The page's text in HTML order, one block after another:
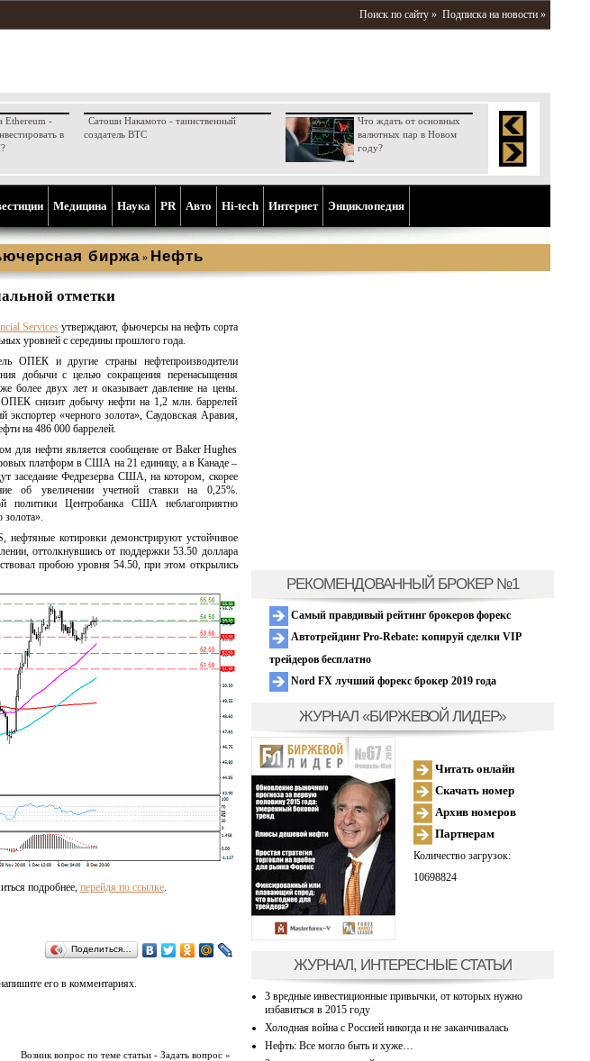
Поиск по сайту » Подписка на новости »
Ethereum -
в
Сатоши Накамото - таинственный
создатель BTC
Что ждать от основных
валютных пар в Новом
году?
Медицина Наука PR Aвто Hi-tech Интернет Энциклопедия
биржа » Нефть
отметки
Servicesутверждают, фьючерсы на нефть сорта
уровней с середины прошлого года.
ОПЕК и другие страны нефтепроизводители
добычи с целью сокращения перенасыщения
более двух лет и оказывает давление на цены.
ОПЕК снизит добычу нефти на 1,2 млн. баррелей
экспортер «черного золота», Саудовская Аравия,
на 486 000 баррелей.
для нефти является сообщение от Baker Hughes
платформ в США на 21 единицу, а в Канаде –
заседание Федрезерва США, на котором, скорее
об увеличении учетной ставки на 0,25%.
политики Центробанка США неблагоприятно
золота».
нефтяные котировки демонстрируют устойчивое
оттолкнувшись от поддержки 53.50 доллара
пробою уровня 54.50, при этом открылись
подробнее, перейдя по ссылке.
Поделиться…
его в комментариях.
Возник вопрос по теме статьи - Задать вопрос »
РЕКОМЕНДОВАННЫЙ БРОКЕР №1
Самый правдивый рейтинг брокеров форекс
Автотрейдинг Pro-Rebate: копируй сделки VIP
трейдеров бесплатно
Nord FX лучший форекс брокер 2019 года
ЖУРНАЛ «БИРЖЕВОЙ ЛИДЕР»
Читать онлайн
Скачать номер
Архив номеров
Партнерам
Количество загрузок:
10698824
ЖУРНАЛ, ИНТЕРЕСНЫЕ СТАТЬИ
3 вредные инвестиционные привычки, от которых нужно
избавиться в 2015 году
Холодная война с Россией никогда и не заканчивалась
Нефть: Все могло быть и хуже…